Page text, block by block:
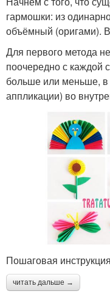
гармошки: из
объёмный (оригами).
Для первого метода
поочередно с каждой
больше или меньше, в
аппликации) во
Пошаговая
читать дальше →